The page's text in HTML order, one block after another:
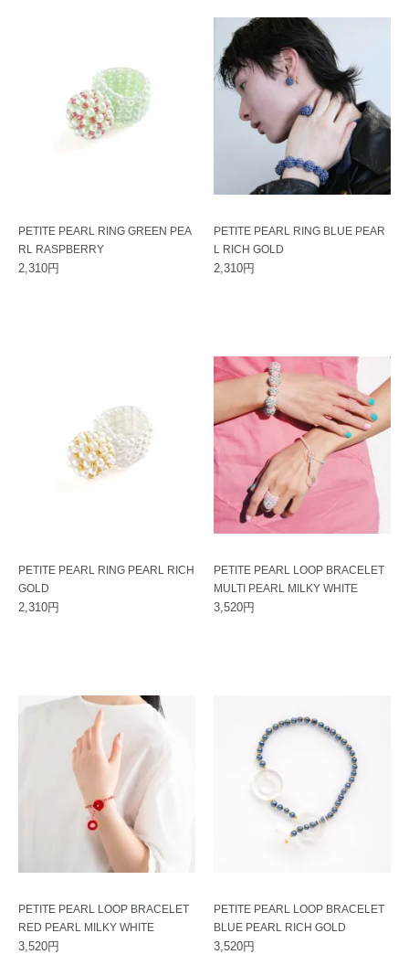
PETITE PEARL RING GREEN PEA
RL RASPBERRY
2,310円
PETITE PEARL RING BLUE PEAR
L RICH GOLD
2,310円
PETITE PEARL RING PEARL RICH
GOLD
2,310円
PETITE PEARL LOOP BRACELET
MULTI PEARL MILKY WHITE
3,520円
PETITE PEARL LOOP BRACELET
RED PEARL MILKY WHITE
3,520円
PETITE PEARL LOOP BRACELET
BLUE PEARL RICH GOLD
3,520円